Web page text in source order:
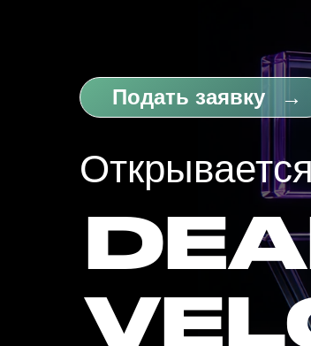
международную
Открывается
⠀⠀Подать заявку⠀→